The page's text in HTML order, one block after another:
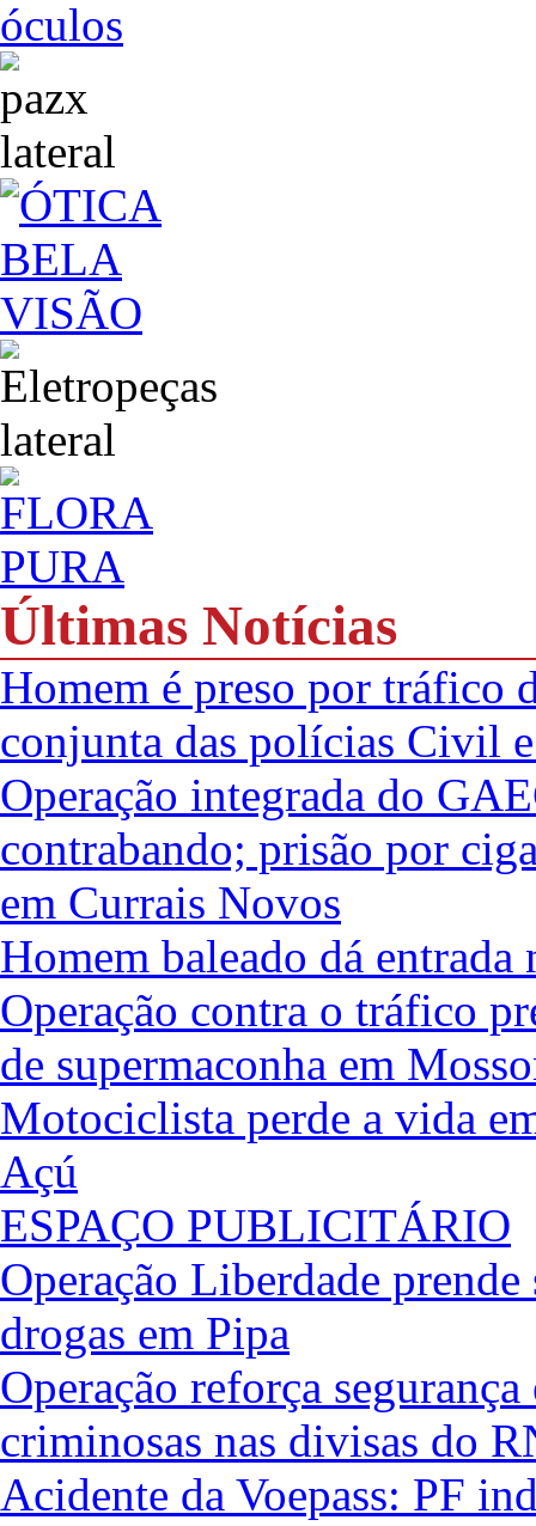
Últimas Notícias
Homem é preso por tráfico
conjunta das polícias Civil
Operação integrada do
contrabando; prisão por
em Currais Novos
Homem baleado dá
Operação contra o tráfico
de supermaconha em
Motociclista perde a vida
Açú
ESPAÇO PUBLICITÁRIO
Operação Liberdade
drogas em Pipa
Operação reforça
criminosas nas divisas do
Acidente da Voepass: PF